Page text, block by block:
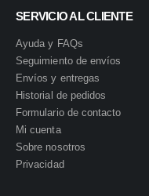
SERVICIO AL CLIENTE
Ayuda y FAQs
Seguimiento de envíos
Envíos y entregas
Historial de pedidos
Formulario de contacto
Mi cuenta
Sobre nosotros
Privacidad